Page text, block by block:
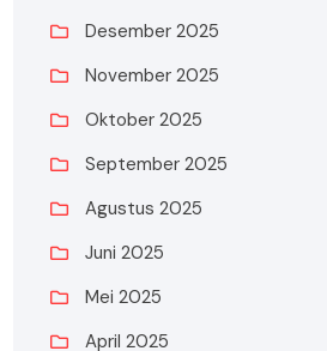
Desember 2025
November 2025
Oktober 2025
September 2025
Agustus 2025
Juni 2025
Mei 2025
April 2025